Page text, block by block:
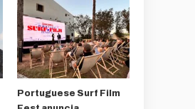
Portuguese Surf Film